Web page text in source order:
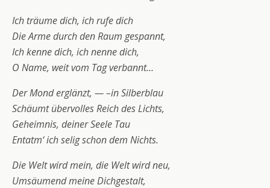
Ich träume dich, ich rufe dich
Die Arme durch den Raum gespannt,
Ich kenne dich, ich nenne dich,
O Name, weit vom Tag verbannt…
Der Mond erglänzt, — –in Silberblau
Schäumt übervolles Reich des Lichts,
Geheimnis, deiner Seele Tau
Entatm‘ ich selig schon dem Nichts.
Die Welt wird mein, die Welt wird neu,
Umsäumend meine Dichgestalt,